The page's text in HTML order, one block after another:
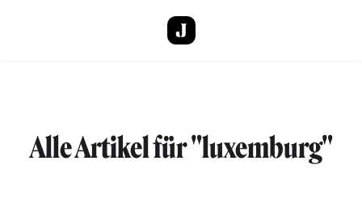
Alle Artikel für "luxemburg"